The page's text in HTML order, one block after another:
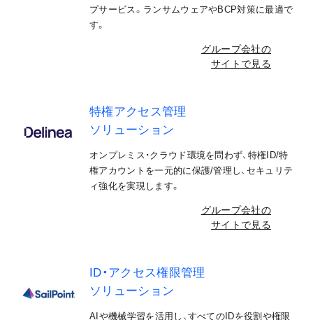
プサービス。ランサムウェアやBCP対策に最適で
す。
グループ会社の
サイトで見る
特権アクセス管理
ソリューション
オンプレミス・クラウド環境を問わず、特権ID/特
権アカウントを一元的に保護/管理し、セキュリテ
ィ強化を実現します。
グループ会社の
サイトで見る
ID・アクセス権限管理
ソリューション
AIや機械学習を活用し、すべてのIDを役割や権限